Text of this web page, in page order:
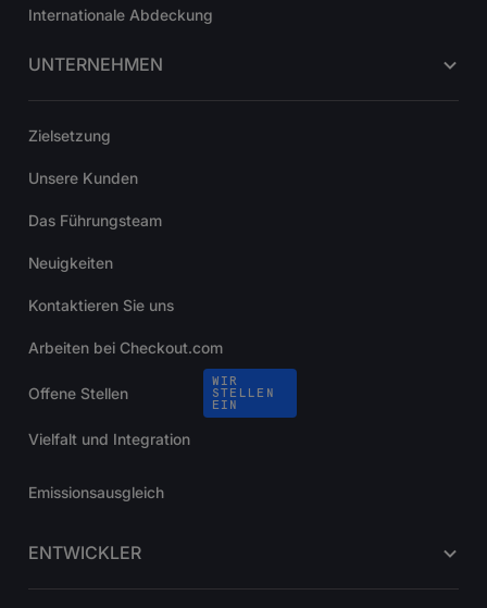
Internationale Abdeckung
UNTERNEHMEN
Zielsetzung
Unsere Kunden
Das Führungsteam
Neuigkeiten
Kontaktieren Sie uns
Arbeiten bei Checkout.com
Offene Stellen
WIR
STELLEN
EIN
Vielfalt und Integration
Emissionsausgleich
ENTWICKLER